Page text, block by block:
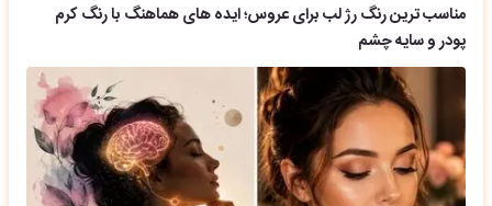
مناسب ترین رنگ رژ لب برای عروس؛ ایده های هماهنگ با رنگ کرم
پودر و سایه چشم